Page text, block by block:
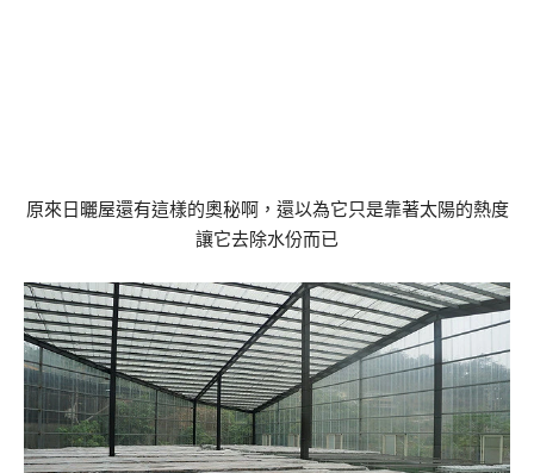
原來日曬屋還有這樣的奧秘啊，還以為它只是靠著太陽的熱度
讓它去除水份而已